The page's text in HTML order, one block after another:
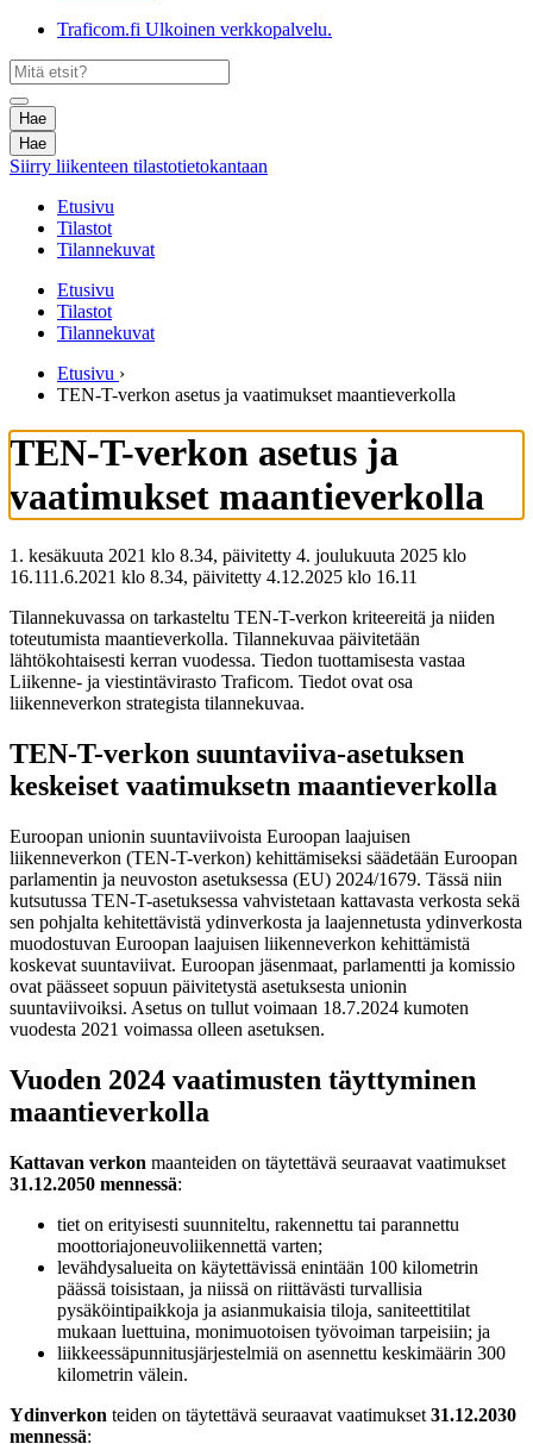
Traficom.fi Ulkoinen verkkopalvelu.
Hae
Hae
Siirry liikenteen tilastotietokantaan
Etusivu
Tilastot
Tilannekuvat
Etusivu
Tilastot
Tilannekuvat
Etusivu ›
TEN-T-verkon asetus ja vaatimukset maantieverkolla
TEN-T-verkon asetus ja
vaatimukset maantieverkolla
1. kesäkuuta 2021 klo 8.34, päivitetty 4. joulukuuta 2025 klo
16.111.6.2021 klo 8.34, päivitetty 4.12.2025 klo 16.11
Tilannekuvassa on tarkasteltu TEN-T-verkon kriteereitä ja niiden
toteutumista maantieverkolla. Tilannekuvaa päivitetään
lähtökohtaisesti kerran vuodessa. Tiedon tuottamisesta vastaa
Liikenne- ja viestintävirasto Traficom. Tiedot ovat osa
liikenneverkon strategista tilannekuvaa.
TEN-T-verkon suuntaviiva-asetuksen
keskeiset vaatimuksetn maantieverkolla
Euroopan unionin suuntaviivoista Euroopan laajuisen
liikenneverkon (TEN-T-verkon) kehittämiseksi säädetään Euroopan
parlamentin ja neuvoston asetuksessa (EU) 2024/1679. Tässä niin
kutsutussa TEN-T-asetuksessa vahvistetaan kattavasta verkosta sekä
sen pohjalta kehitettävistä ydinverkosta ja laajennetusta ydinverkosta
muodostuvan Euroopan laajuisen liikenneverkon kehittämistä
koskevat suuntaviivat. Euroopan jäsenmaat, parlamentti ja komissio
ovat päässeet sopuun päivitetystä asetuksesta unionin
suuntaviivoiksi. Asetus on tullut voimaan 18.7.2024 kumoten
vuodesta 2021 voimassa olleen asetuksen.
Vuoden 2024 vaatimusten täyttyminen
maantieverkolla
Kattavan verkon maanteiden on täytettävä seuraavat vaatimukset
31.12.2050 mennessä:
tiet on erityisesti suunniteltu, rakennettu tai parannettu
moottoriajoneuvoliikennettä varten;
levähdysalueita on käytettävissä enintään 100 kilometrin
päässä toisistaan, ja niissä on riittävästi turvallisia
pysäköintipaikkoja ja asianmukaisia tiloja, saniteettitilat
mukaan luettuina, monimuotoisen työvoiman tarpeisiin; ja
liikkeessäpunnitusjärjestelmiä on asennettu keskimäärin 300
kilometrin välein.
Ydinverkon teiden on täytettävä seuraavat vaatimukset 31.12.2030
mennessä: